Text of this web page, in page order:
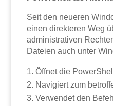
Seit den neueren
einen direkteren Weg
administrativen
Dateien auch unter
Öffnet die
Navigiert zum
Verwendet den